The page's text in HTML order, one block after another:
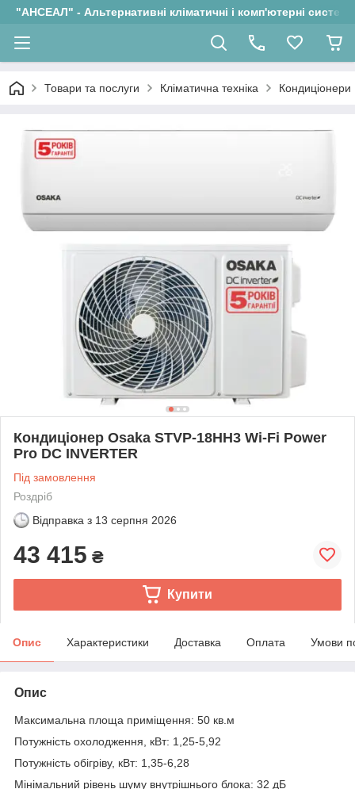
"АНСЕАЛ" - Альтернативні кліматичні і комп'ютерні системи
Товари та послуги Кліматична техніка Кондиціонери
Кондиціонер Osaka STVP-18HH3 Wi-Fi Power
Pro DC INVERTER
Під замовлення
Роздріб
Відправка з 13 серпня 2026
43 415 ₴
Купити
Опис Характеристики Доставка Оплата Умови
Опис
Максимальна площа приміщення: 50 кв.м
Потужність охолодження, кВт: 1,25-5,92
Потужність обігріву, кВт: 1,35-6,28
Мінімальний рівень шуму внутрішнього блока: 32 дБ